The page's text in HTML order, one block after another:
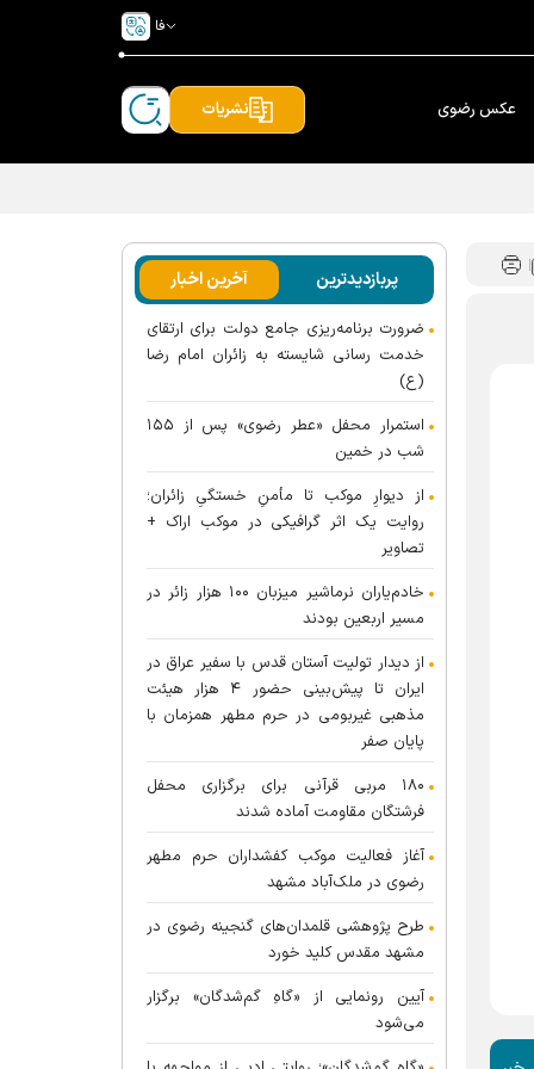
فا
عکس رضوی نشریات
پربازدیدترین آخرین اخبار
ضرورت برنامه‌ریزی جامع دولت برای ارتقای
خدمت رسانی شایسته به زائران امام رضا
(ع)
استمرار محفل «عطر رضوی» پس از ۱۵۵
شب در خمین
از دیوارِ موکب تا مأمنِ خستگیِ زائران؛
روایت یک اثر گرافیکی در موکب اراک +
تصاویر
خادم‌یاران نرماشیر میزبان ۱۰۰ هزار زائر در
مسیر اربعین بودند
از دیدار تولیت آستان قدس با سفیر عراق در
ایران تا پیش‌بینی حضور ۴ هزار هیئت
مذهبی غیربومی در حرم مطهر همزمان با
پایان صفر
۱۸۰ مربی قرآنی برای برگزاری محفل
فرشتگان مقاومت آماده شدند
آغاز فعالیت موکب کفشداران حرم مطهر
رضوی در ملک‌آباد مشهد
طرح پژوهشی قلمدان‌های گنجینه رضوی در
مشهد مقدس کلید خورد
آیین رونمایی از «گاهِ گم‌شدگان» برگزار
می‌شود